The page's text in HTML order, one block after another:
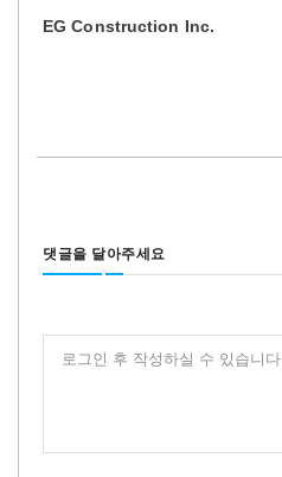
EG Construction Inc.
댓글을 달아주세요
로그인 후 작성하실 수 있습니다